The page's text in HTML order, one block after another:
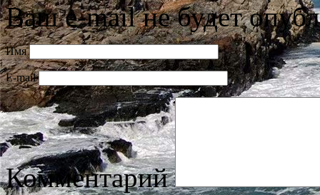
Ваш e-mail не будет
Имя
E-mail
Комментарий